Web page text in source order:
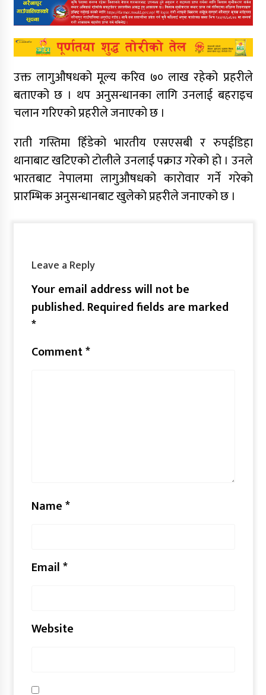
उक्त लागुऔषधको मूल्य करिव ७० लाख रहेको प्रहरीले
बताएको छ । थप अनुसन्धानका लागि उनलाई बहराइच
चलान गरिएको प्रहरीले जनाएको छ ।
राती गस्तिमा हिँडेको भारतीय एसएसबी र रुपईडिहा
थानाबाट खटिएको टोलीले उनलाई पक्राउ गरेको हो । उनले
भारतबाट नेपालमा लागुऔषधको कारोवार गर्ने गरेको
प्रारम्भिक अनुसन्धानबाट खुलेको प्रहरीले जनाएको छ ।
Leave a Reply
Your email address will not be
published.Required fields are marked
*
Comment*
Name*
Email*
Website